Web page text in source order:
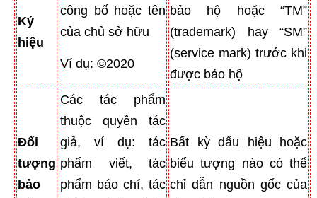
Ký
hiệu
công bố hoặc tên
của chủ sở hữu
Ví dụ: ©2020
bảo hộ hoặc “TM”
(trademark) hay “SM”
(service mark) trước khi
được bảo hộ
Đối
tượng
bảo
Các tác phẩm
thuộc quyền tác
giả, ví dụ: tác
phẩm viết, tác
phẩm báo chí, tác
Bất kỳ dấu hiệu hoặc
biểu tượng nào có thể
chỉ dẫn nguồn gốc của